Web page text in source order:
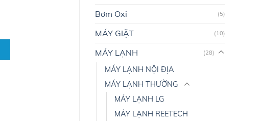
Bơm Oxi (5)
MÁY GIẶT (10)
MÁY LẠNH (28)
MÁY LẠNH NỘI ĐỊA
MÁY LẠNH THƯỜNG
MÁY LẠNH LG
MÁY LẠNH REETECH